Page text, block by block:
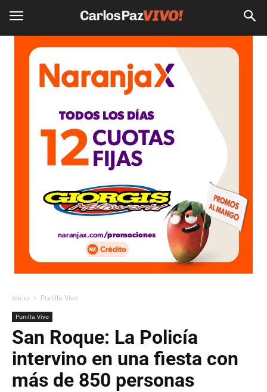
Inicio Punilla Vivo
Punilla Vivo
San Roque: La Policía
intervino en una fiesta con
más de 850 personas